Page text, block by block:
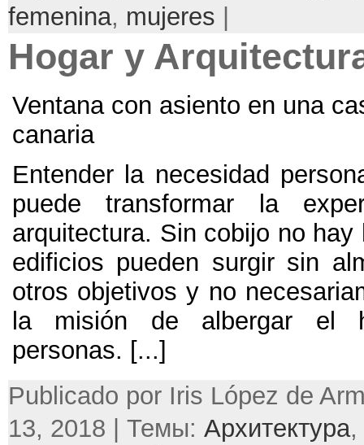
femenina, mujeres
Hogar y
Ventana con asiento en una
canaria
Entender la necesidad
puede transformar la
arquitectura. Sin cobijo no hay
edificios pueden surgir sin
otros objetivos y no
la misión de albergar el
personas. [...]
Publicado por Iris López de
13, 2018 | Темы: Архитектура,